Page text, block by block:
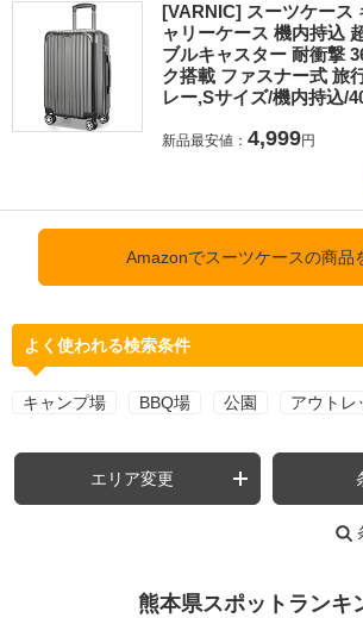
[VARNIC] スーツケース
ャリーケース 機内持込
ブルキャスター 耐衝撃
ク搭載 ファスナー式 旅
レー,Sサイズ/機内持込/
新品最安値： 4,999円
Amazonでスーツケースの商品
よく使われる検索条件
キャンプ場 BBQ場 公園 アウトレ
エリア変更
熊本県スポットランキ